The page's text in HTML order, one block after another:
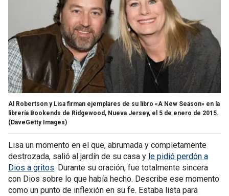
Al Robertson y Lisa firman ejemplares de su libro «A New Season» en la
librería Bookends de Ridgewood, Nueva Jersey, el 5 de enero de 2015.
(DaveGetty Images)
Lisa un momento en el que, abrumada y completamente
destrozada, salió al jardín de su casa y le pidió perdón a
Dios a gritos. Durante su oración, fue totalmente sincera
con Dios sobre lo que había hecho. Describe ese momento
como un punto de inflexión en su fe. Estaba lista para